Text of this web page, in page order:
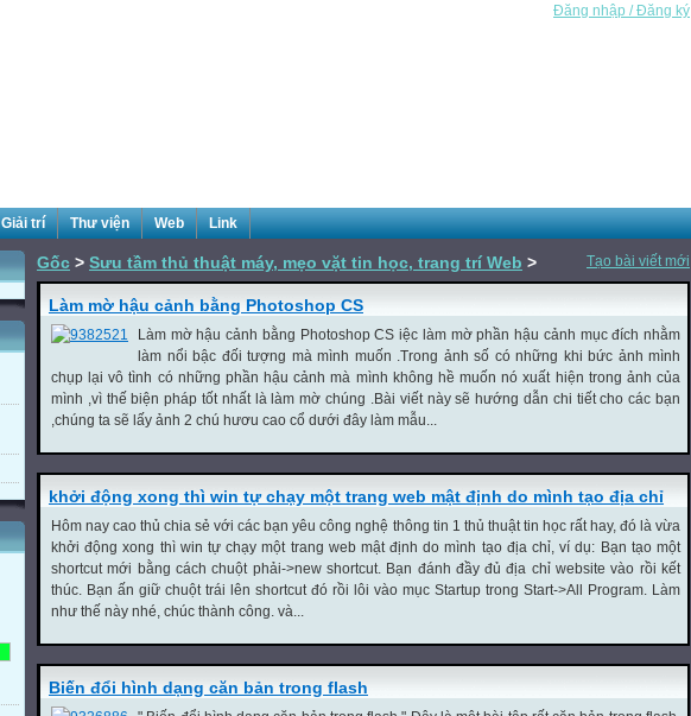
Đăng nhập / Đăng ký
Giải trí Thư viện Web Link
Gốc > Sưu tầm thủ thuật máy, mẹo vặt tin học, trang trí Web > Tạo bài viết mới
Làm mờ hậu cảnh bằng Photoshop CS
Làm mờ hậu cảnh bằng Photoshop CS iệc làm mờ phần hậu cảnh mục đích nhằm
làm nổi bậc đối tượng mà mình muốn .Trong ảnh số có những khi bức ảnh mình
chụp lại vô tình có những phần hậu cảnh mà mình không hề muốn nó xuất hiện trong ảnh của
mình ,vì thế biện pháp tốt nhất là làm mờ chúng .Bài viết này sẽ hướng dẫn chi tiết cho các bạn
,chúng ta sẽ lấy ảnh 2 chú hươu cao cổ dưới đây làm mẫu...
khởi động xong thì win tự chạy một trang web mật định do mình tạo địa chỉ
Hôm nay cao thủ chia sẻ với các bạn yêu công nghệ thông tin 1 thủ thuật tin học rất hay, đó là vừa
khởi động xong thì win tự chạy một trang web mật định do mình tạo địa chỉ, ví dụ: Bạn tạo một
shortcut mới bằng cách chuột phải->new shortcut. Bạn đánh đầy đủ địa chỉ website vào rồi kết
thúc. Bạn ấn giữ chuột trái lên shortcut đó rồi lôi vào mục Startup trong Start->All Program. Làm
như thế này nhé, chúc thành công. và...
Biến đổi hình dạng căn bản trong flash